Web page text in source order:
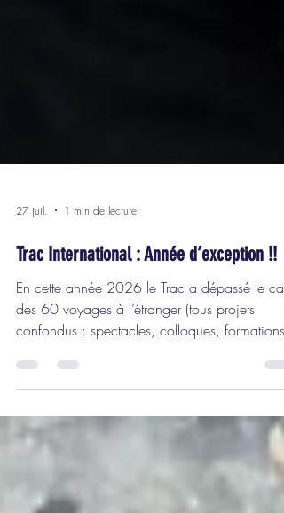
27 juil. 1 min de lecture
Trac International : Année d’exception !!
En cette année 2026 le Trac a dépassé le cap
confondus : spectacles, colloques, formations
voyages d’études) et marque ainsi sa volonté
d’être présent dans les échanges culturels
internationaux en tissant des liens d’amitié en
Europe et dans le monde. Engagé dans un
projet européen Erasmus, il s’est rendu à Dinant
en Belgique en février (réalisant de fait le